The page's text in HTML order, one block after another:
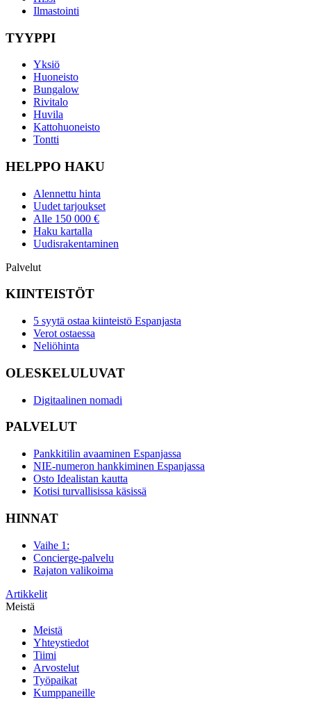
Ilmastointi
TYYPPI
Yksiö
Huoneisto
Bungalow
Rivitalo
Huvila
Kattohuoneisto
Tontti
HELPPO HAKU
Alennettu hinta
Uudet tarjoukset
Alle 150 000 €
Haku kartalla
Uudisrakentaminen
Palvelut
KIINTEISTÖT
5 syytä ostaa kiinteistö Espanjasta
Verot ostaessa
Neliöhinta
OLESKELULUVAT
Digitaalinen nomadi
PALVELUT
Pankkitilin avaaminen Espanjassa
NIE-numeron hankkiminen Espanjassa
Osto Idealistan kautta
Kotisi turvallisissa käsissä
HINNAT
Vaihe 1:
Concierge-palvelu
Rajaton valikoima
Artikkelit
Meistä
Meistä
Yhteystiedot
Tiimi
Arvostelut
Työpaikat
Kumppaneille